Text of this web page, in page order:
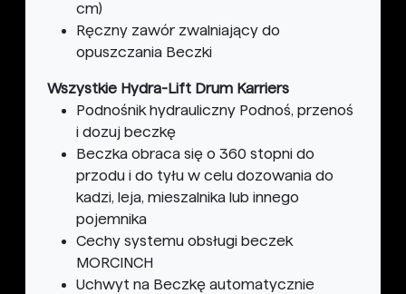
cm)
Ręczny zawór zwalniający do
opuszczania Beczki
Wszystkie Hydra-Lift Drum Karriers
Podnośnik hydrauliczny Podnoś, przenoś
i dozuj beczkę
Beczka obraca się o 360 stopni do
przodu i do tyłu w celu dozowania do
kadzi, leja, mieszalnika lub innego
pojemnika
Cechy systemu obsługi beczek
MORCINCH
Uchwyt na Beczkę automatycznie